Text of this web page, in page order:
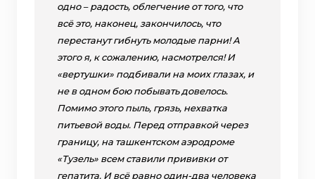
одно – радость, облегчение от того, что
всё это, наконец, закончилось, что
перестанут гибнуть молодые парни! А
этого я, к сожалению, насмотрелся! И
«вертушки» подбивали на моих глазах, и
не в одном бою побывать довелось.
Помимо этого пыль, грязь, нехватка
питьевой воды. Перед отправкой через
границу, на ташкентском аэродроме
«Тузель» всем ставили прививки от
гепатита. И всё равно один-два человека